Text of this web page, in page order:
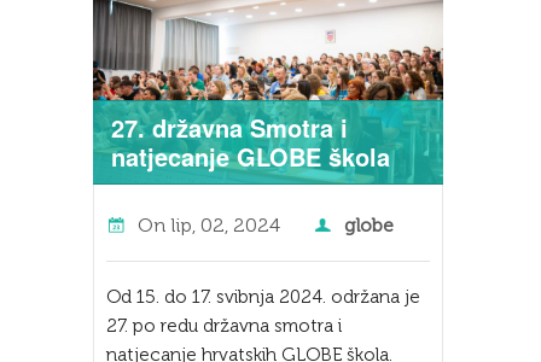
27. državna Smotra i
natjecanje GLOBE škola
Onlip, 02, 2024 globe
Od 15. do 17. svibnja 2024. održana je
27. po redu državna smotra i
natjecanje hrvatskih GLOBE škola.